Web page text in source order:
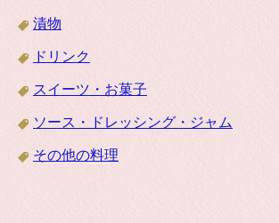
漬物
ドリンク
スイーツ・お菓子
ソース・ドレッシング・ジャム
その他の料理